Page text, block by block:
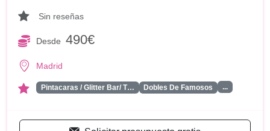
Sin reseñas
Desde 490€
Madrid
Pintacaras / Glitter Bar/ T… Dobles De Famosos ...